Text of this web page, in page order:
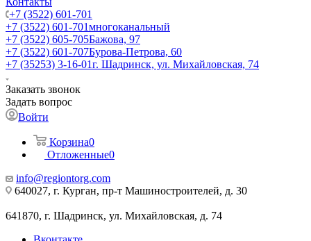
+7 (3522) 601-701
+7 (3522) 601-701многоканальный
+7 (3522) 605-705Бажова, 97
+7 (3522) 601-707Бурова-Петрова, 60
+7 (35253) 3-16-01г. Шадринск, ул. Михайловская, 74
Заказать звонок
Задать вопрос
Войти
Корзина0
Отложенные0
info@regiontorg.com
640027, г. Курган, пр-т Машиностроителей, д. 30
641870, г. Шадринск, ул. Михайловская, д. 74